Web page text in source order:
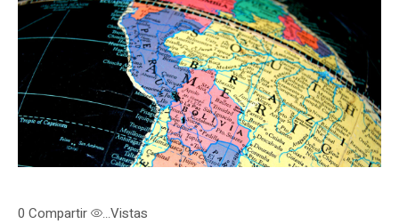
0 Compartir ...Vistas